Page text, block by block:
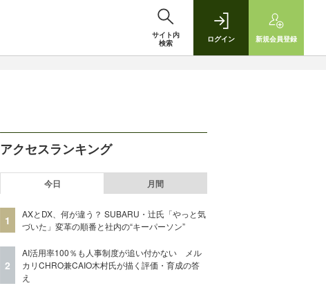
サイト内
検索
ログイン 新規会員登録
アクセスランキング
今日 月間
1
AXとDX、何が違う？ SUBARU・辻氏「やっと気
づいた」変革の順番と社内の“キーパーソン”
2
AI活用率100％も人事制度が追い付かない メル
カリCHRO兼CAIO木村氏が描く評価・育成の答
え